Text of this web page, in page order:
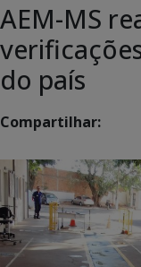
AEM-MS
do país
Compartilhar: